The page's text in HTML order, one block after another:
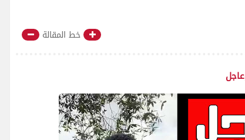
خط المقالة